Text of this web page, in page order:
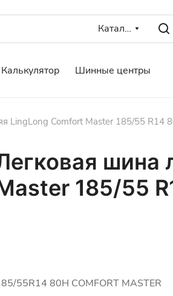
Каталог
Калькулятор Шинные центры
LingLong Comfort Master 185/55 R14
шина
185/55
55R14 80H COMFORT MASTER